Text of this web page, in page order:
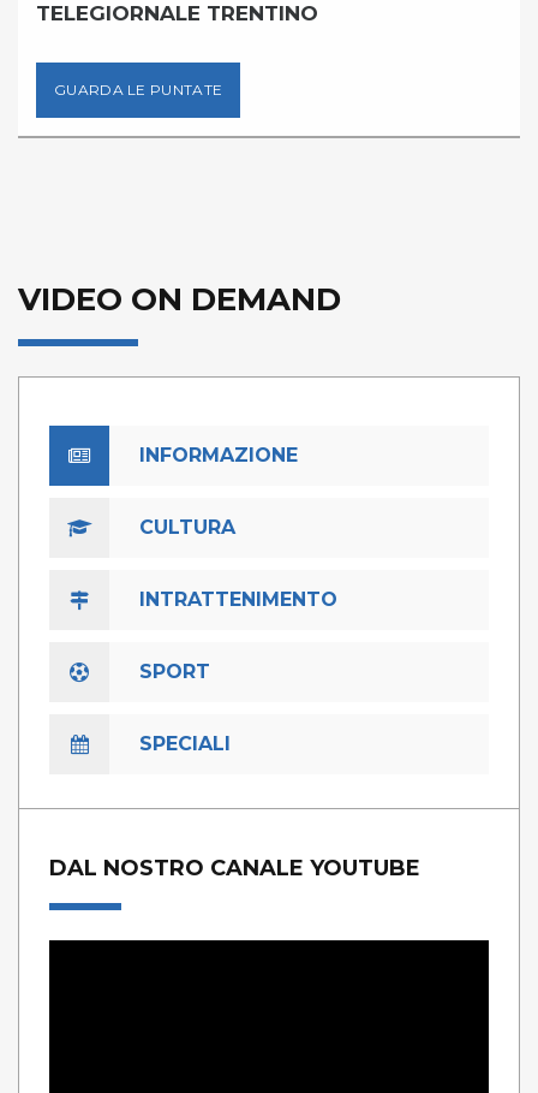
TG MOCHENO
VIDEO ON DEMAND
INFORMAZIONE
CULTURA
INTRATTENIMENTO
SPORT
SPECIALI
DAL NOSTRO CANALE YOUTUBE